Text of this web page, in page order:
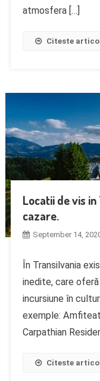
atmosfera […]
Citeste
Locatii de vis
cazare.
September 14,
În Transilvania
inedite, care
incursiune în
exemple:
Carpathian
Citeste